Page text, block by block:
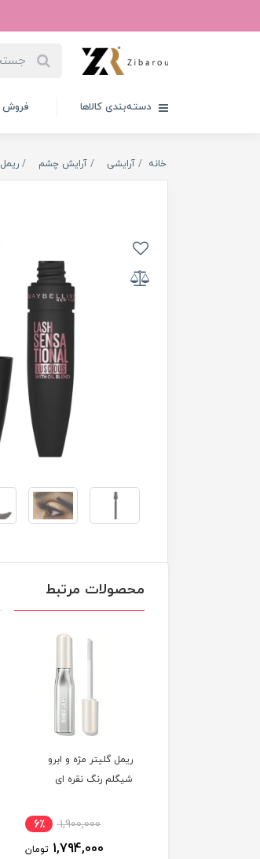
دسته‌بندی کالاها فروش
خانه آرایشی آرایش چشم ریمل
محصولات مرتبط
ریمل بلند کننده و حالت
دهنده شیگلم مدل
2,414,200 4٪
2,327,300 تومان